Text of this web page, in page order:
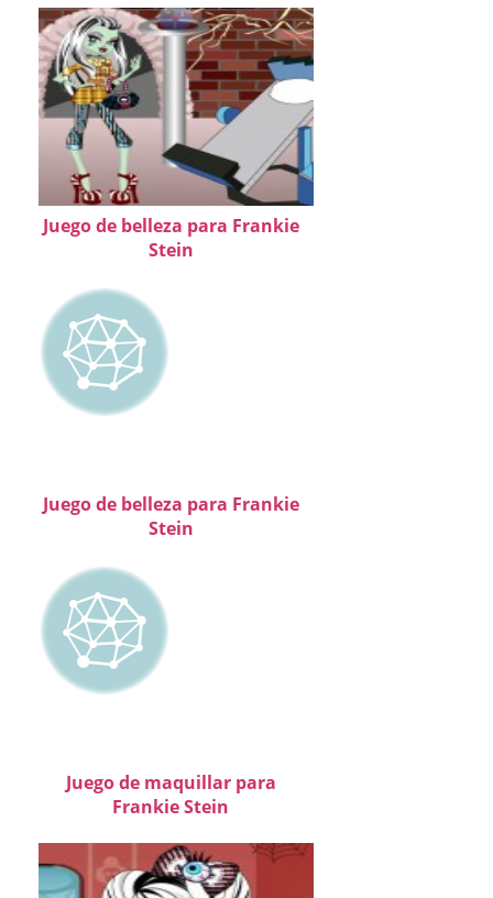
Juego de belleza para Frankie
Stein
Juego de belleza para Frankie
Stein
Juego de maquillar para
Frankie Stein